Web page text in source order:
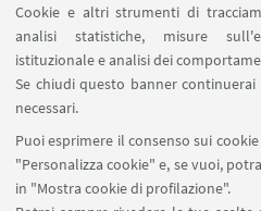
Cookie e altri strumenti di
analisi statistiche, misure
istituzionale e analisi dei
Se chiudi questo banner
necessari.
Puoi esprimere il consenso sui
"Personalizza cookie" e, se vuoi,
in "Mostra cookie di profilazione".
SEGUI IL
SEGUI